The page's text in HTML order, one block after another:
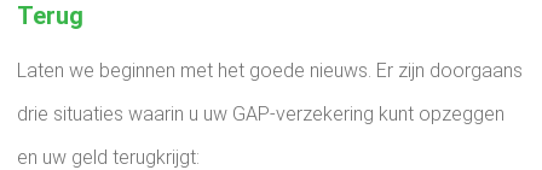
Terug
Laten we beginnen met het goede nieuws. Er zijn doorgaans
drie situaties waarin u uw GAP-verzekering kunt opzeggen
en uw geld terugkrijgt: